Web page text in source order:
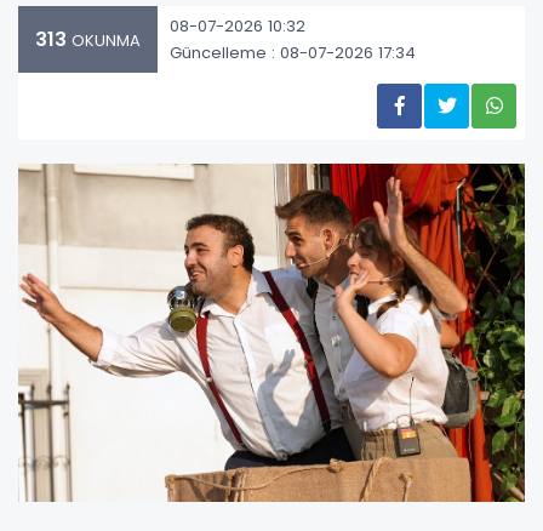
313 OKUNMA
08-07-2026 10:32
Güncelleme : 08-07-2026 17:34